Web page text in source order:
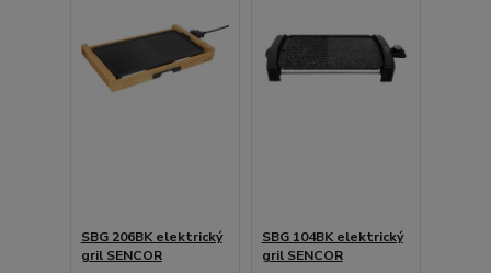
SBG 206BK elektrický
gril SENCOR
SBG 104BK elektrický
gril SENCOR